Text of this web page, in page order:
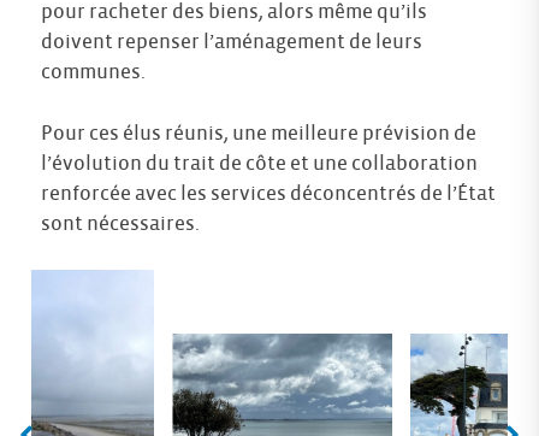
pour racheter des biens, alors même qu’ils
doivent repenser l’aménagement de leurs
communes.
Pour ces élus réunis, une meilleure prévision de
l’évolution du trait de côte et une collaboration
renforcée avec les services déconcentrés de l’État
sont nécessaires.